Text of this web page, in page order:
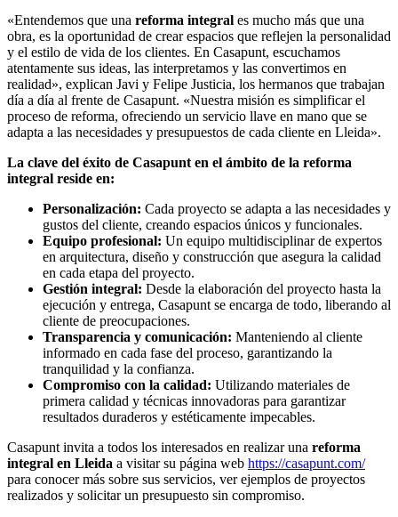
«Entendemos que una reforma integral es mucho más que una
obra, es la oportunidad de crear espacios que reflejen la personalidad
y el estilo de vida de los clientes. En Casapunt, escuchamos
atentamente sus ideas, las interpretamos y las convertimos en
realidad», explican Javi y Felipe Justicia, los hermanos que trabajan
día a día al frente de Casapunt. «Nuestra misión es simplificar el
proceso de reforma, ofreciendo un servicio llave en mano que se
adapta a las necesidades y presupuestos de cada cliente en Lleida».
La clave del éxito de Casapunt en el ámbito de la reforma
integral reside en:
Personalización: Cada proyecto se adapta a las necesidades y
gustos del cliente, creando espacios únicos y funcionales.
Equipo profesional: Un equipo multidisciplinar de expertos
en arquitectura, diseño y construcción que asegura la calidad
en cada etapa del proyecto.
Gestión integral: Desde la elaboración del proyecto hasta la
ejecución y entrega, Casapunt se encarga de todo, liberando al
cliente de preocupaciones.
Transparencia y comunicación: Manteniendo al cliente
informado en cada fase del proceso, garantizando la
tranquilidad y la confianza.
Compromiso con la calidad: Utilizando materiales de
primera calidad y técnicas innovadoras para garantizar
resultados duraderos y estéticamente impecables.
Casapunt invita a todos los interesados en realizar una reforma
integral en Lleida a visitar su página web https://casapunt.com/
para conocer más sobre sus servicios, ver ejemplos de proyectos
realizados y solicitar un presupuesto sin compromiso.